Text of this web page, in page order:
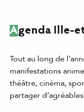
Agenda Ille-
Tout au long de
manifestations
théâtre, cinéma,
partager